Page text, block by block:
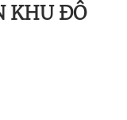
KHU ĐÔ